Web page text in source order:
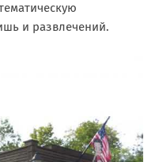
и развлечений.